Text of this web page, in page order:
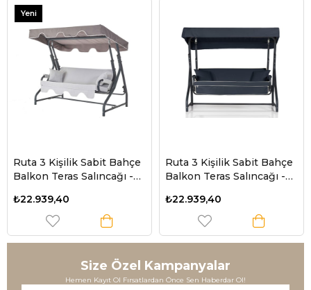
Ruta 3 Kişilik Sabit Bahçe
Balkon Teras Salıncağı -
Gri
₺22.939,40
Yeni
Ürün
Ruta 3 Kişilik Sabit Bahçe
Balkon Teras Salıncağı -
₺22.939,40
Size Özel Kampanyalar
Hemen Kayıt Ol Fırsatlardan Önce Sen Haberdar Ol!